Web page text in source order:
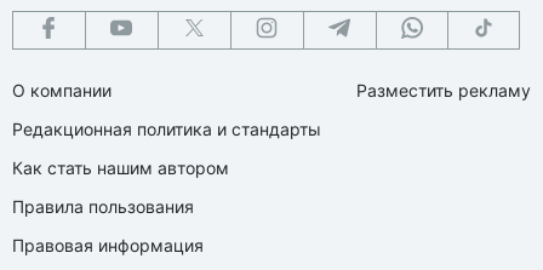
О компании
Редакционная политика и стандарты
Как стать нашим автором
Правила пользования
Правовая информация
Разместить рекламу